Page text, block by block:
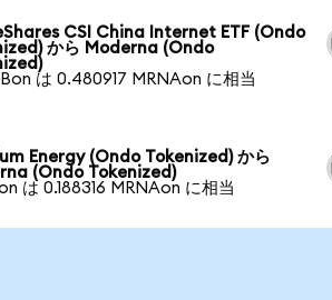
CSI China Internet ETF (Ondo
から Moderna (Ondo
は 0.480917 MRNAon に相当
Energy (Ondo Tokenized) から
(Ondo Tokenized)
は 0.188316 MRNAon に相当